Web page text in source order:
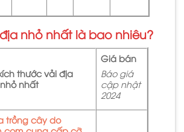
nhỏ nhất là bao nhiêu?
thước vải địa
nhất
Giá bán
Báo giá
cập nhật
2024
trồng cây do